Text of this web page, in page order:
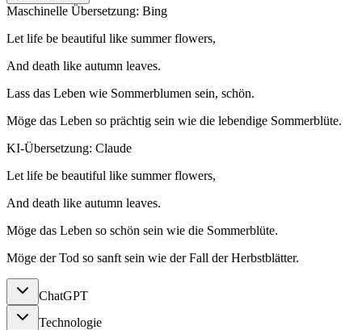
Maschinelle Übersetzung: Bing
Let life be beautiful like summer flowers,
And death like autumn leaves.
Lass das Leben wie Sommerblumen sein, schön.
Möge das Leben so prächtig sein wie die lebendige Sommerblüte.
KI-Übersetzung: Claude
Let life be beautiful like summer flowers,
And death like autumn leaves.
Möge das Leben so schön sein wie die Sommerblüte.
Möge der Tod so sanft sein wie der Fall der Herbstblätter.
ChatGPT
Technologie